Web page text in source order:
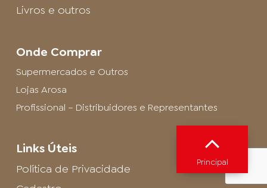
Livros e outros
Onde Comprar
Supermercados e Outros
Lojas Arosa
Profissional – Distribuidores e Representantes
Links Úteis
Política de Privacidade
Principal